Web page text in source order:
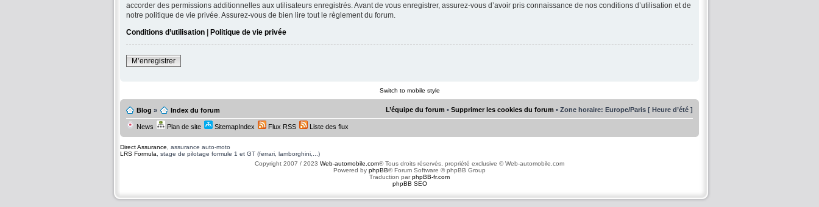
accorder des permissions additionnelles aux utilisateurs enregistrés. Avant de vous enregistrer, assurez-vous d’avoir pris connaissance de nos conditions d’utilisation et de
notre politique de vie privée. Assurez-vous de bien lire tout le règlement du forum.
Conditions d’utilisation | Politique de vie privée
M’enregistrer
Switch to mobile style
Blog » Index du forum L’équipe du forum • Supprimer les cookies du forum • Zone horaire: Europe/Paris [ Heure d’été ]
News Plan de site SitemapIndex Flux RSS Liste des flux
Direct Assurance , assurance auto-moto
LRS Formula , stage de pilotage formule 1 et GT (ferrari, lamborghini,...)
Copyright 2007 / 2023 Web-automobile.com® Tous droits réservés, propriété exclusive © Web-automobile.com
Powered by phpBB® Forum Software © phpBB Group
Traduction parphpBB-fr.com
phpBB SEO